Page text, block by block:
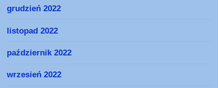
grudzień 2022
listopad 2022
październik 2022
wrzesień 2022